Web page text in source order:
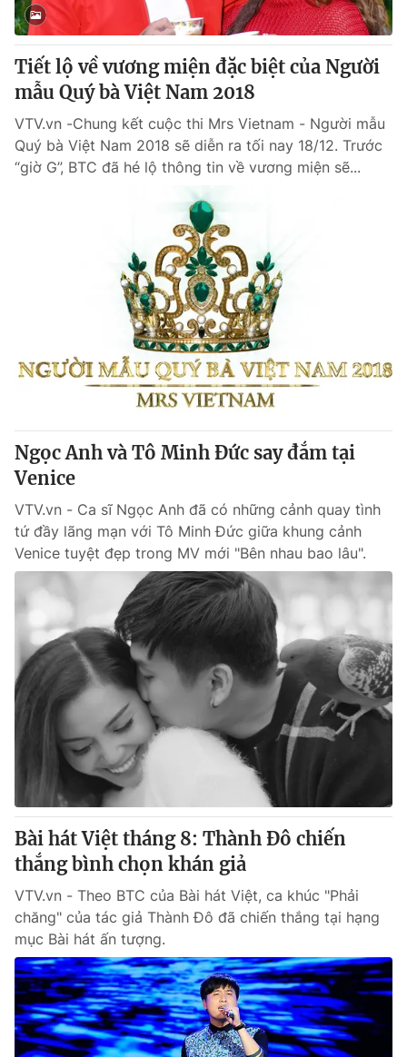
Tiết lộ về vương miện đặc biệt của Người
mẫu Quý bà Việt Nam 2018
VTV.vn -Chung kết cuộc thi Mrs Vietnam - Người mẫu
Quý bà Việt Nam 2018 sẽ diễn ra tối nay 18/12. Trước
“giờ G”, BTC đã hé lộ thông tin về vương miện sẽ...
Ngọc Anh và Tô Minh Đức say đắm tại
Venice
VTV.vn - Ca sĩ Ngọc Anh đã có những cảnh quay tình
tứ đầy lãng mạn với Tô Minh Đức giữa khung cảnh
Venice tuyệt đẹp trong MV mới "Bên nhau bao lâu".
Bài hát Việt tháng 8: Thành Đô chiến
thắng bình chọn khán giả
VTV.vn - Theo BTC của Bài hát Việt, ca khúc "Phải
chăng" của tác giả Thành Đô đã chiến thắng tại hạng
mục Bài hát ấn tượng.